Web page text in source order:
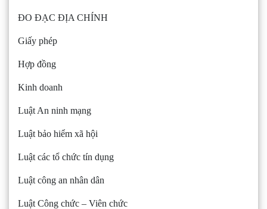
ĐO ĐẠC ĐỊA CHÍNH
Giấy phép
Hợp đồng
Kinh doanh
Luật An ninh mạng
Luật bảo hiểm xã hội
Luật các tổ chức tín dụng
Luật công an nhân dân
Luật Công chức – Viên chức